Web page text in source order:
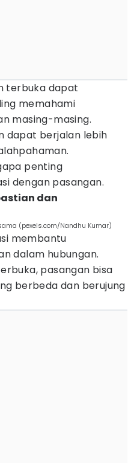
terbuka dapat
memahami
masing-masing.
dapat berjalan lebih
penting
dengan pasangan.
dan
(pexels.com/Nandhu Kumar)
membantu
dalam hubungan.
pasangan bisa
berbeda dan berujung